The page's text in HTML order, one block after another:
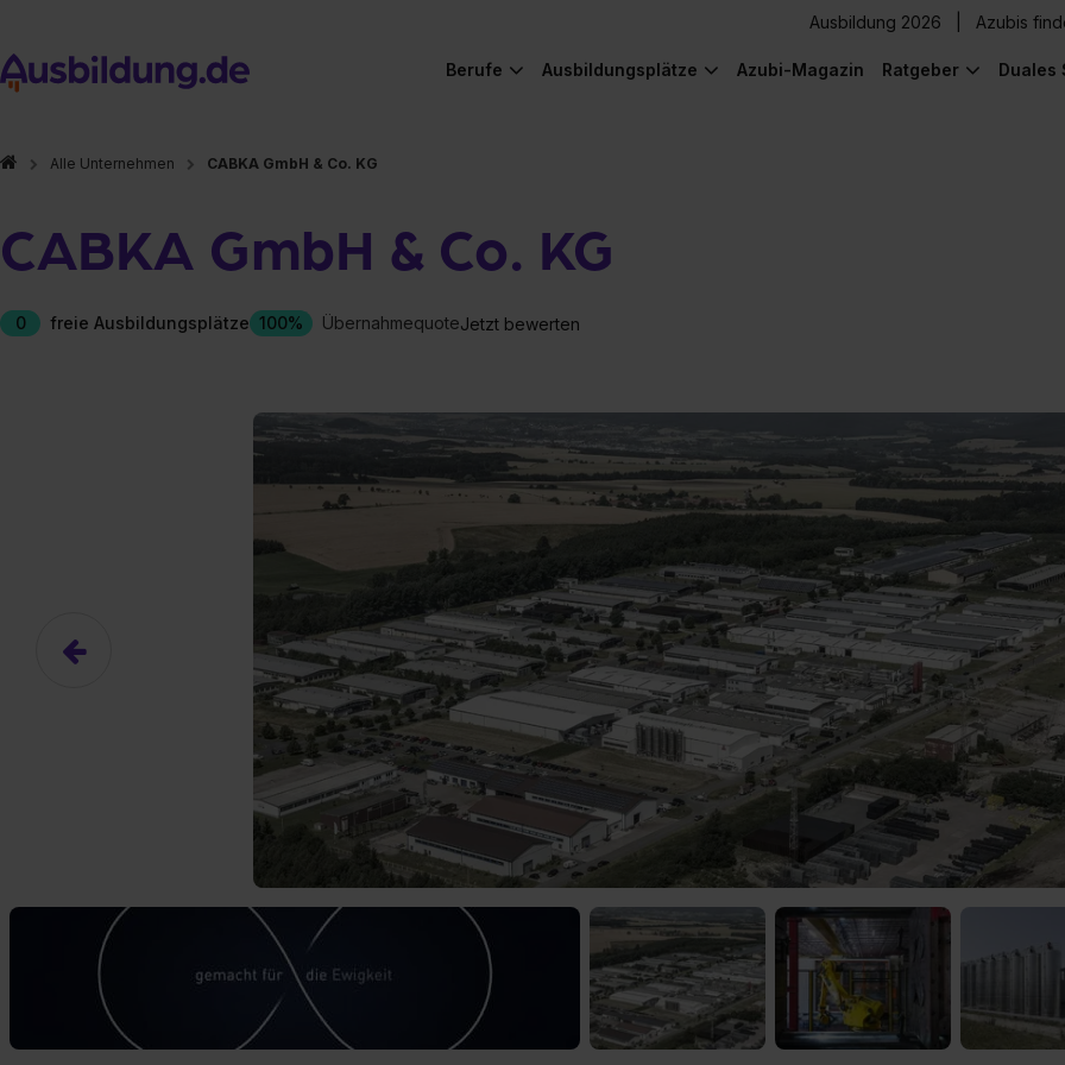
Ausbildung 2026 Azubis
Berufe Ausbildungsplätze Azubi-Magazin Ratgeber Duales
Alle Unternehmen CABKA GmbH & Co. KG
CABKA GmbH & Co. KG
0 freie Ausbildungsplätze 100% ÜbernahmequoteJetzt bewerten
Hier gibt es (eigentlich) was Cooles zu sehen!
Das hier ist ein Platzhalter für Video-Content von YouTube. Neugierig? Dann schalte die Inhalte jetzt
Ja, ich erlaube die externen Inhalte von YouTube.
Ich bin damit einverstanden, dass mir die externen Inhalte angezeigt werden. Personenbezogene Daten
an Drittplattformen übermittelt werden. Mehr Infos gibt es in derDatenschutzerklärung